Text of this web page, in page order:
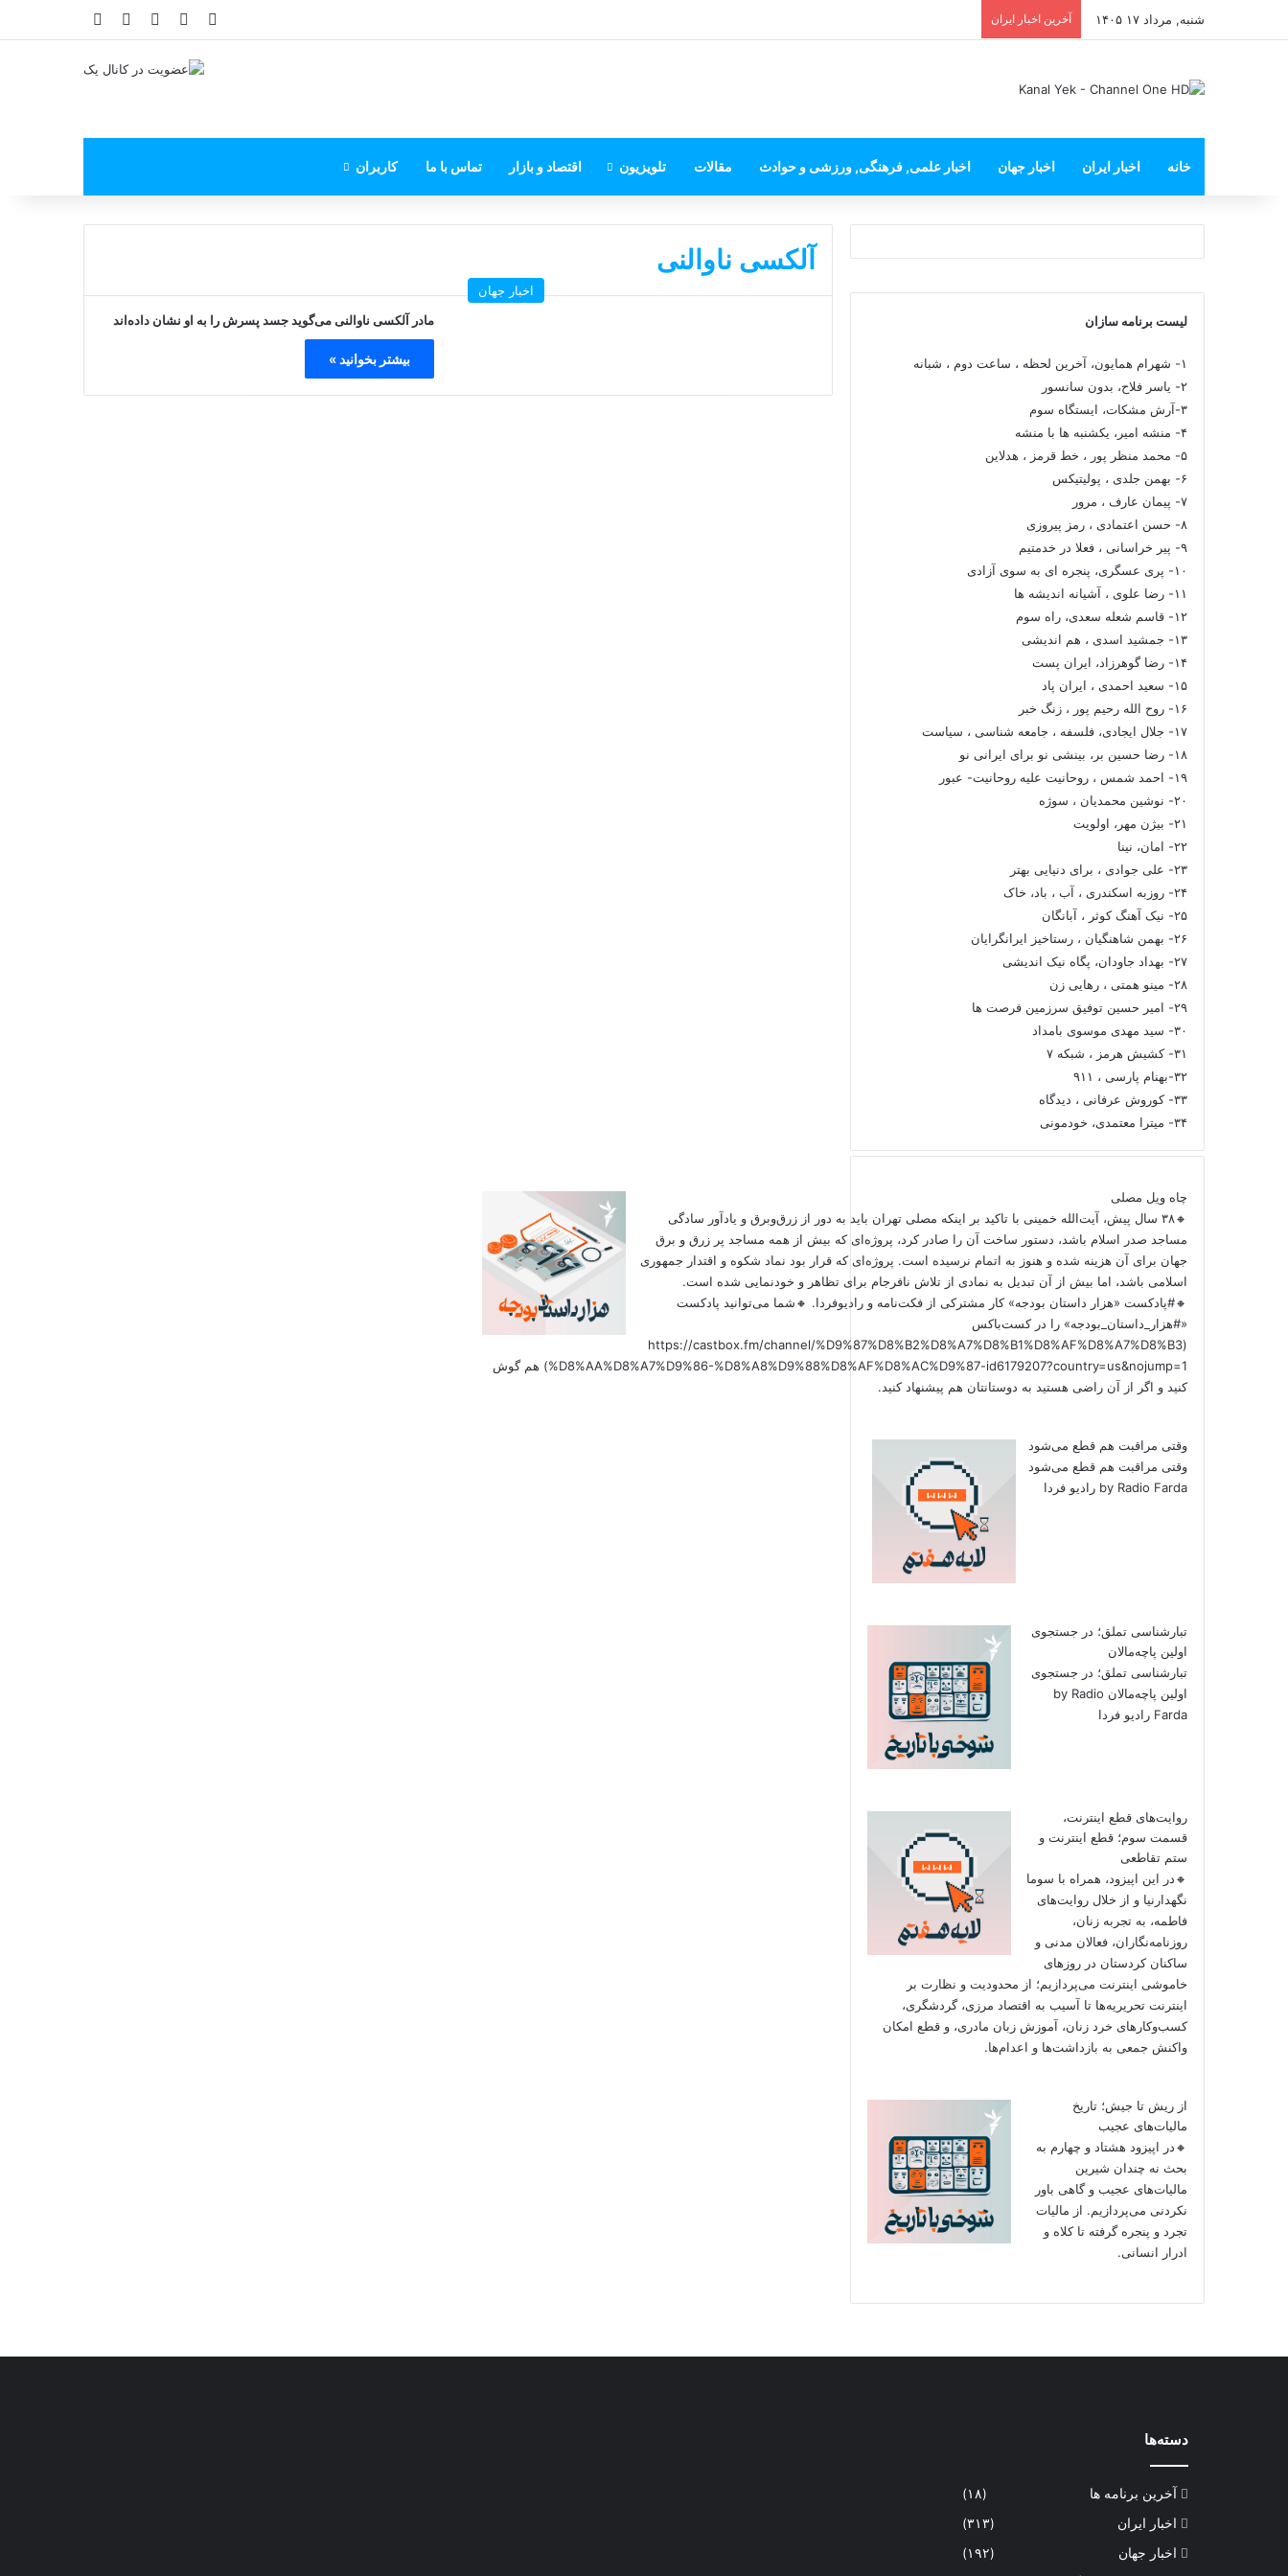
شنبه, مرداد ۱۷ ۱۴۰۵ آخرین اخبار ایران فیس بوک یوتیوب اینستاگرام
خانه اخبار ایران اخبار جهان اخبار علمی, فرهنگی, ورزشی و حوادث مقالات تلویزیون اقتصاد و بازار تماس با ما کاربران
آلکسی ناوالنی
اخبار جهان
مادر آلکسی ناوالنی می‌گوید جسد پسرش را به او نشان داده‌اند
بیشتر بخوانید »
لیست برنامه سازان
۱- شهرام همایون، آخرین لحظه ، ساعت دوم ، شبانه
۲- یاسر فلاح، بدون سانسور
۳-آرش مشکات، ایستگاه سوم
۴- منشه امیر، یکشنبه ها با منشه
۵- محمد منظر پور ، خط قرمز ، هدلاین
۶- بهمن جلدی ، پولیتیکس
۷- پیمان عارف ، مرور
۸- حسن اعتمادی ، رمز پیروزی
۹- پیر خراسانی ، فعلا در خدمتیم
۱۰- پری عسگری، پنجره ای به سوی آزادی
۱۱- رضا علوی ، آشیانه اندیشه ها
۱۲- قاسم شعله سعدی، راه سوم
۱۳- جمشید اسدی ، هم اندیشی
۱۴- رضا گوهرزاد، ایران پست
۱۵- سعید احمدی ، ایران پاد
۱۶- روح الله رحیم پور ، زنگ خبر
۱۷- جلال ایجادی، فلسفه ، جامعه شناسی ، سیاست
۱۸- رضا حسین بر، بینشی نو برای ایرانی نو
۱۹- احمد شمس ، روحانیت علیه روحانیت- عبور
۲۰- نوشین محمدیان ، سوژه
۲۱- بیژن مهر، اولویت
۲۲- امان، نینا
۲۳- علی جوادی ، برای دنیایی بهتر
۲۴- روزبه اسکندری ، آب ، باد، خاک
۲۵- نیک آهنگ کوثر ، آبانگان
۲۶- بهمن شاهنگیان ، رستاخیز ایرانگرایان
۲۷- بهداد جاودان، پگاه نیک اندیشی
۲۸- مینو همتی ، رهایی زن
۲۹- امیر حسین توفیق سرزمین فرصت ها
۳۰- سید مهدی موسوی بامداد
۳۱- کشیش هرمز ، شبکه ۷
۳۲-بهنام پارسی ، ۹۱۱
۳۳- کوروش عرفانی ، دیدگاه
۳۴- میترا معتمدی، خودمونی
چاه ویل مصلی
🔸۳۸ سال پیش، آیت‌الله خمینی با تاکید بر اینکه مصلی تهران باید به دور از زرق‌وبرق و یادآور سادگی
مساجد صدر اسلام باشد، دستور ساخت آن را صادر کرد، پروژه‌ای که بیش از همه مساجد پر زرق و برق
جهان برای آن هزینه شده و هنوز به اتمام نرسیده است. پروژه‌ای که قرار بود نماد شکوه و اقتدار جمهوری
اسلامی باشد، اما بیش از آن تبدیل به نمادی از تلاش نافرجام برای تظاهر و خودنمایی شده است.
🔸#پادکست «هزار داستان بودجه» کار مشترکی از فکت‌نامه و رادیوفردا. 🔸شما می‌توانید پادکست
«#هزار_داستان_بودجه» را در کست‌باکس
(https://castbox.fm/channel/%D9%87%D8%B2%D8%A7%D8%B1%D8%AF%D8%A7%D8%B3
%D8%AA%D8%A7%D9%86-%D8%A8%D9%88%D8%AF%D8%AC%D9%87-id6179207?country=us&nojump=1) هم گوش
کنید و اگر از آن راضی هستید به دوستانتان هم پیشنهاد کنید.
وقتی مراقبت هم قطع می‌شود
وقتی مراقبت هم قطع می‌شود
by Radio Farda رادیو فردا
تبارشناسی تملق؛ در جستجوی
اولین‌ پاچه‌مالان
تبارشناسی تملق؛ در جستجوی
اولین‌ پاچه‌مالان by Radio
Farda رادیو فردا
روایت‌های قطع اینترنت،
قسمت سوم؛ قطع اینترنت و
ستم تقاطعی
🔸در این اپیزود، همراه با سوما
نگهدارنیا و از خلال روایت‌های
فاطمه، به تجربه زنان،
روزنامه‌نگاران، فعالان مدنی و
ساکنان کردستان در روزهای
خاموشی اینترنت می‌پردازیم؛ از محدودیت و نظارت بر
اینترنت تحریریه‌ها تا آسیب به اقتصاد مرزی، گردشگری،
کسب‌وکارهای خرد زنان، آموزش زبان مادری، و قطع امکان
واکنش جمعی به بازداشت‌ها و اعدام‌ها.
از ریش تا جیش؛ تاریخ
مالیات‌های عجیب
🔸در اپیزود هشتاد و چهارم به
بحث نه چندان شیرین
مالیات‌های عجیب و گاهی باور
نکردنی‌ می‌پردازیم. از مالیات
تجرد و پنجره گرفته تا کلاه و
ادرار انسانی.
دسته‌ها
آخرین برنامه ها
(۱۸)
اخبار ایران
(۳۱۳)
اخبار جهان
(۱۹۲)